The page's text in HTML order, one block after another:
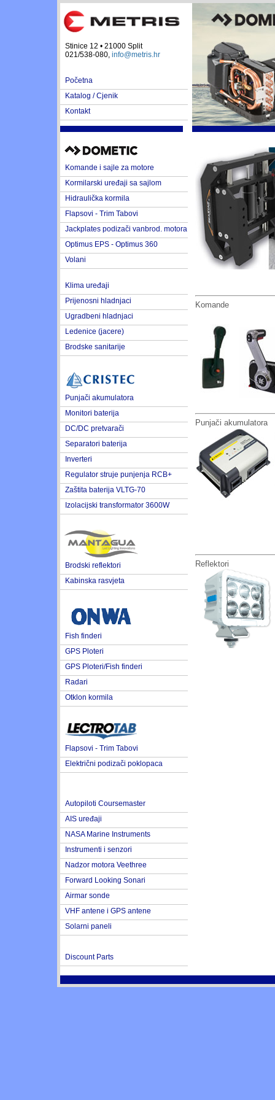
Stinice 12 • 21000 Split
021/538-080, info@metris.hr
Početna
Katalog / Cjenik
Kontakt
Komande i sajle za motore
Kormilarski uređaji sa sajlom
Hidraulička kormila
Flapsovi - Trim Tabovi
Jackplates podizači vanbrod. motora
Optimus EPS - Optimus 360
Volani
Klima uređaji
Prijenosni hladnjaci
Ugradbeni hladnjaci
Ledenice (jacere)
Brodske sanitarije
Punjači akumulatora
Monitori baterija
DC/DC pretvarači
Separatori baterija
Inverteri
Regulator struje punjenja RCB+
Zaštita baterija VLTG-70
Izolacijski transformator 3600W
Brodski reflektori
Kabinska rasvjeta
Fish finderi
GPS Ploteri
GPS Ploteri/Fish finderi
Radari
Otklon kormila
Flapsovi - Trim Tabovi
Električni podizači poklopaca
Autopiloti Coursemaster
AIS uređaji
NASA Marine Instruments
Instrumenti i senzori
Nadzor motora Veethree
Forward Looking Sonari
Airmar sonde
VHF antene i GPS antene
Solarni paneli
Discount Parts
Komande
Punjači akumulatora
Reflektori